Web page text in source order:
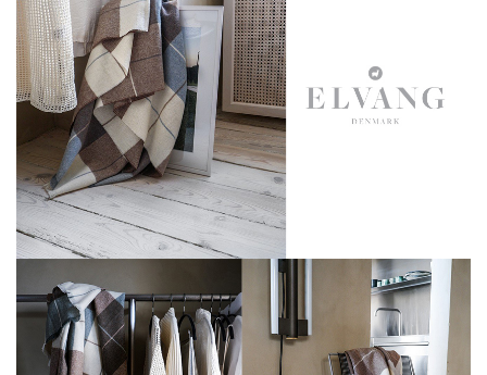
Blue
Green
素材
アルパカ50％、羊毛40％、ナイロン5％、アク
リル5％
重量 約560g
原産国 ペルー
お手入れ
方法
ドライクリーニング推奨
備考
サイズや重量は若干の個体差がありま
す。
モニタ環境により、多少色味が写真と異
なる場合があります。